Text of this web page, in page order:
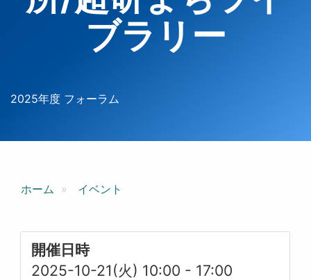
ブラリー
2025年度 フォーラム
ホーム イベント
開催日時
2025-10-21(火) 10:00 - 17:00